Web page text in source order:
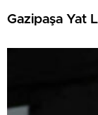
Gazipaşa Yat